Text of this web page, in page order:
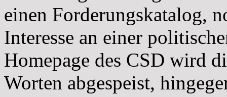
einen Forderungskatalog,
Interesse an einer
Homepage des CSD wird
Worten abgespeist,